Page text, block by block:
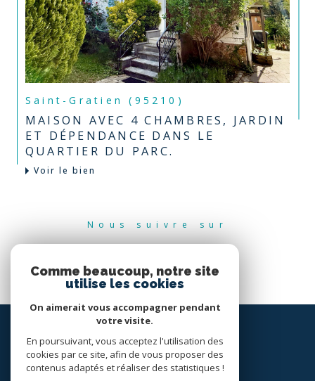
Saint-Gratien (95210)
MAISON AVEC 4 CHAMBRES, JARDIN
ET DÉPENDANCE DANS LE
QUARTIER DU PARC.
Voir le bien
Nous suivre sur
Comme beaucoup, notre site
utilise les cookies
On aimerait vous accompagner pendant
votre visite.
En poursuivant, vous acceptez l'utilisation des
cookies par ce site, afin de vous proposer des
contenus adaptés et réaliser des statistiques !